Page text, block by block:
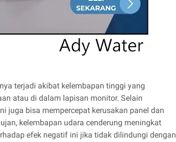
terjadi akibat kelembapan tinggi yang
atau di dalam lapisan monitor. Selain
juga bisa mempercepat kerusakan panel dan
kelembapan udara cenderung meningkat
efek negatif ini jika tidak dilindungi dengan